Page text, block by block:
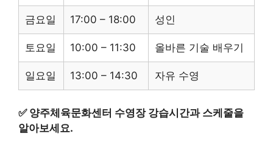
금요일 17:00 – 18:00 성인
토요일 10:00 – 11:30 올바른 기술 배우기
일요일 13:00 – 14:30 자유 수영
✅ 양주체육문화센터 수영장 강습시간과 스케줄을
알아보세요.